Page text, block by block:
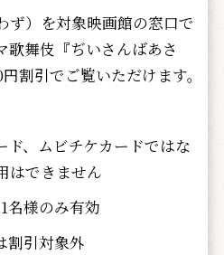
ず）を対象映画館の窓口で
歌舞伎『ぢいさんばあさ
割引でご覧いただけます。
、ムビチケカードではな
はできません
名様のみ有効
割引対象外